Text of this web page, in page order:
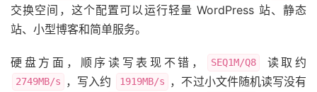
交换空间，这个配置可以运行轻量 WordPress 站、静态
站、小型博客和简单服务。
硬盘方面，顺序读写表现不错， SEQ1M/Q8 读取约
2749MB/s ，写入约 1919MB/s
，不过小文件随机读写没有